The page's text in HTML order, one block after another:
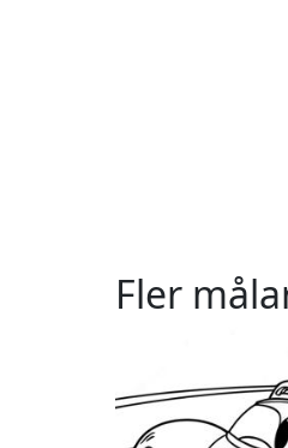
Fler